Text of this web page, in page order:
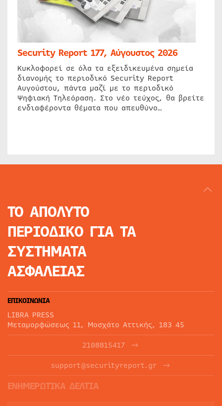
Security Report 177, Αύγουστος 2026
Κυκλοφορεί σε όλα τα εξειδικευμένα σημεία
διανομής το περιοδικό Security Report
Αυγούστου, πάντα μαζί με το περιοδικό
Ψηφιακή Τηλεόραση. Στο νέο τεύχος, θα βρείτε
ενδιαφέροντα θέματα που απευθύνο…
ΤΟ ΑΠΟΛΥΤΟ
ΠΕΡΙΟΔΙΚΟ ΓΙΑ ΤΑ
ΣΥΣΤΗΜΑΤΑ
ΑΣΦΑΛΕΙΑΣ
ΕΠΙΚΟΙΝΩΝΙΑ
LIBRA PRESS
Μεταμορφώσεως 11, Μοσχάτο Αττικής, 183 45
2108815417
support@securityreport.gr
ΕΝΗΜΕΡΩΤΙΚΑ ΔΕΛΤΙΑ